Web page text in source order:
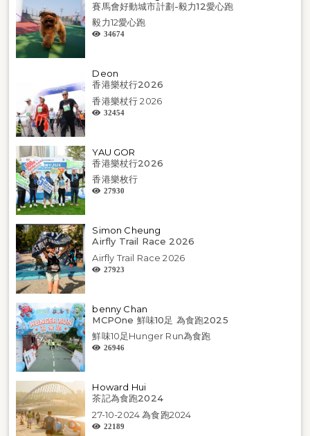
賽馬會好動城市計劃-毅力12愛心跑
毅力12愛心跑
34674
Deon
香港樂杖行2026
香港樂杖行 2026
32454
YAU GOR
香港樂杖行2026
香港樂枚行
27930
Simon Cheung
Airfly Trail Race 2026
Airfly Trail Race 2026
27923
benny Chan
MCPOne 鮮味10足 為食跑2025
鮮味10足Hunger Run為食跑
26946
Howard Hui
茶記為食跑2024
27-10-2024 為食跑2024
22189